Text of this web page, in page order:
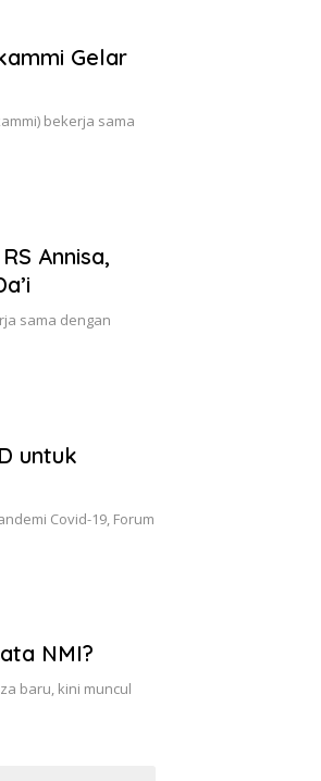
Gelar
bekerja sama
Annisa,
sama dengan
untuk
Covid-19, Forum
NMI?
baru, kini muncul